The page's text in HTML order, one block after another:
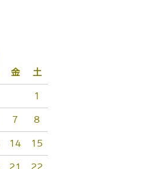
金 土
1
7 8
14 15
21 22